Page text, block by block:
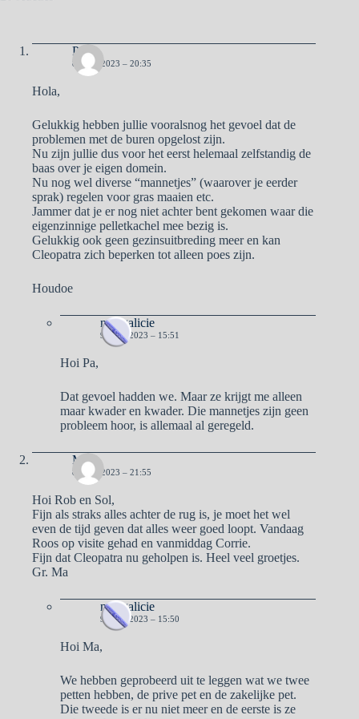
Pa
8 JUNI 2023 – 20:35
Hola,
Gelukkig hebben jullie vooralsnog het gevoel dat de
problemen met de buren opgelost zijn.
Nu zijn jullie dus voor het eerst helemaal zelfstandig de
baas over je eigen domein.
Nu nog wel diverse “mannetjes” (waarover je eerder
sprak) regelen voor gras maaien etc.
Jammer dat je er nog niet achter bent gekomen waar die
eigenzinnige pelletkachel mee bezig is.
Gelukkig ook geen gezinsuitbreding meer en kan
Cleopatra zich beperken tot alleen poes zijn.
Houdoe
naargalicie
9 JUNI 2023 – 15:51
Hoi Pa,
Dat gevoel hadden we. Maar ze krijgt me alleen
maar kwader en kwader. Die mannetjes zijn geen
probleem hoor, is allemaal al geregeld.
Ma
8 JUNI 2023 – 21:55
Hoi Rob en Sol,
Fijn als straks alles achter de rug is, je moet het wel
even de tijd geven dat alles weer goed loopt. Vandaag
Roos op visite gehad en vanmiddag Corrie.
Fijn dat Cleopatra nu geholpen is. Heel veel groetjes.
Gr. Ma
naargalicie
9 JUNI 2023 – 15:50
Hoi Ma,
We hebben geprobeerd uit te leggen wat we twee
petten hebben, de prive pet en de zakelijke pet.
Die tweede is er nu niet meer en de eerste is ze